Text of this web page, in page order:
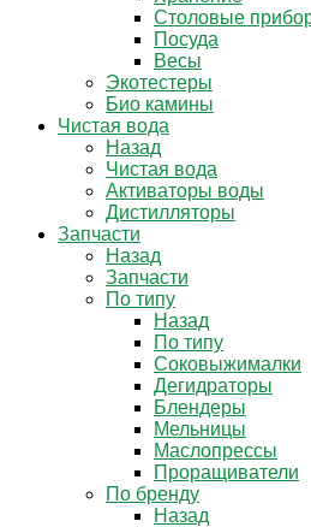
Столовые
Посуда
Весы
Экотестеры
Био камины
Чистая вода
Назад
Чистая вода
Активаторы воды
Дистилляторы
Запчасти
Назад
Запчасти
По типу
Назад
По типу
Соковыжималки
Дегидраторы
Блендеры
Мельницы
Маслопрессы
Проращиватели
По бренду
Назад